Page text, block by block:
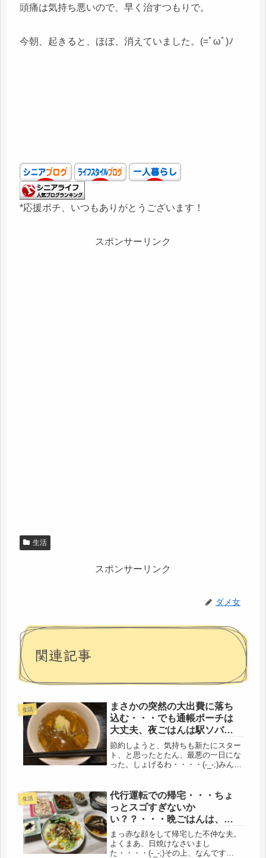
頭痛は気持ち悪いので、早く治すつもりで。
今朝、起きると、ほぼ、消えていました。(=ﾟωﾟ)ﾉ
*応援ポチ、いつもありがとうございます！
スポンサーリンク
生活
スポンサーリンク
ダメ女
関連記事
生活
まさかの突然の大出費に落ち
込む・・・でも通帳ポーチは
大丈夫、夜ごはんは駅ソバに
なりました。
節約しようと、気持ちも新たにスター
ト、と思ったとたん、最悪の一日にな
った。しょげるわ・・・・(-_-;)みん
備した。出発間際に、朝納豆を食べ
る。とりあえず、発酵食品を食べる...
生活
代行運転での帰宅・・・ちょ
っとスゴすぎないか
い？？・・・晩ごはんは、真
カレイ煮つけ・砂肝カレー・
きのこバルサミコサラダ
まっ赤な顔をして帰宅した不仲な夫。
よくまあ、日焼けなさいまし
た・・・・(-_-;)その上、なんです